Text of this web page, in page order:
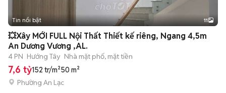
+2
Tin nổi bật 11
💥Xây MỚI FULL Nội Thất Thiết kế riêng, Ngang 4,5m
An Dương Vương ,AL.
4 PN Hướng Tây Nhà mặt phố, mặt tiền
7,6 tỷ152 tr/m²50 m²
Phường An Lạc